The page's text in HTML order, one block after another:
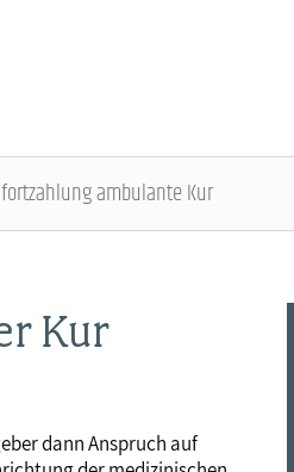
ambulante Kur
Kur
dann Anspruch auf